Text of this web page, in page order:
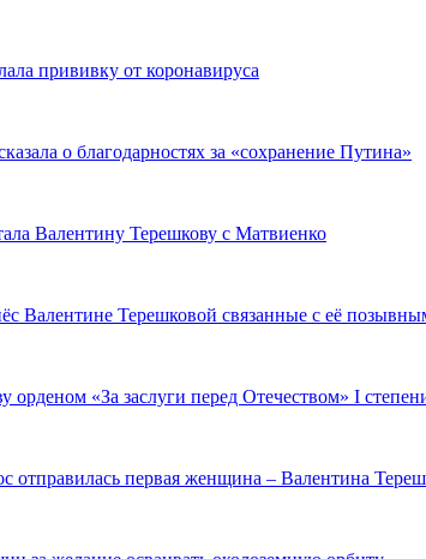
прививку от коронавируса
о благодарностях за «сохранение Путина»
Валентину Терешкову с Матвиенко
Валентине Терешковой связанные с её
орденом «За заслуги перед Отечеством» I
отправилась первая женщина – Валентина